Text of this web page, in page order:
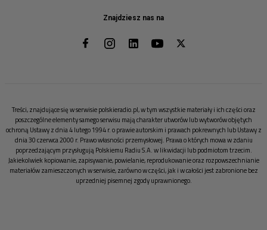
Znajdziesz nas na
Treści, znajdujące się w serwisie polskieradio.pl, w tym wszystkie materiały i ich części oraz
poszczególne elementy samego serwisu mają charakter utworów lub wytworów objętych
ochroną Ustawy z dnia 4 lutego 1994 r. o prawie autorskim i prawach pokrewnych lub Ustawy z
dnia 30 czerwca 2000 r. Prawo własności przemysłowej. Prawa o których mowa w zdaniu
poprzedzającym przysługują Polskiemu Radiu S.A. w likwidacji lub podmiotom trzecim.
Jakiekolwiek kopiowanie, zapisywanie, powielanie, reprodukowanie oraz rozpowszechnianie
materiałów zamieszczonych w serwisie, zarówno w części, jak i w całości jest zabronione bez
uprzedniej pisemnej zgody uprawnionego.